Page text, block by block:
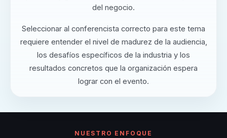
del negocio.
Seleccionar al conferencista correcto para este tema
requiere entender el nivel de madurez de la audiencia,
los desafíos específicos de la industria y los
resultados concretos que la organización espera
lograr con el evento.
NUESTRO ENFOQUE